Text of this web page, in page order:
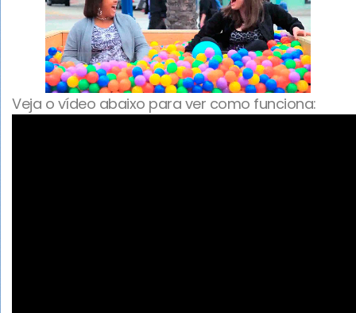
Veja o vídeo abaixo para ver como funciona: